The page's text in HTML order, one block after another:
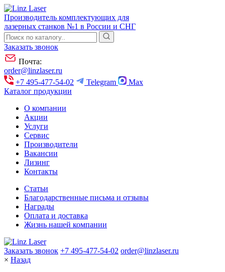
Производитель комплектующих для
лазерных станков №1 в России и СНГ
Заказать звонок
Почта:
order@linzlaser.ru
+7 495-477-54-02
Telegram
Max
Каталог продукции
О компании
Акции
Услуги
Сервис
Производители
Вакансии
Лизинг
Контакты
Статьи
Благодарственные письма и отзывы
Награды
Оплата и доставка
Жизнь нашей компании
Заказать звонок +7 495-477-54-02 order@linzlaser.ru
× Назад